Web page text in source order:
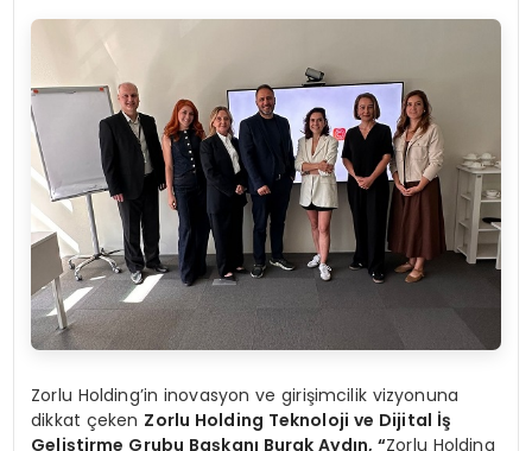
Zorlu Holding’in inovasyon ve girişimcilik vizyonuna
dikkat çeken Zorlu Holding Teknoloji ve Dijital İş
Geliştirme Grubu Başkanı Burak Aydın,“Zorlu Holding